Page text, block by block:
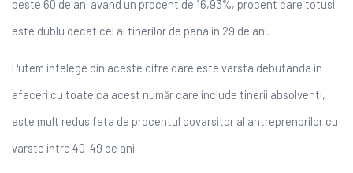
peste 60 de ani avand un procent de 16,93%, procent care totusi
este dublu decat cel al tinerilor de pana in 29 de ani.
Putem intelege din aceste cifre care este varsta debutanda in
afaceri cu toate ca acest număr care include tinerii absolventi,
este mult redus fata de procentul covarsitor al antreprenorilor cu
varste intre 40-49 de ani.